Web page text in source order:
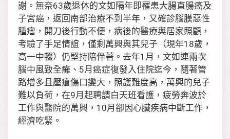
謝。無奈63歲退休的文如隔年即罹患大腸直腸癌及
子宮癌，返回南部治療不到半年，又確診腦膜惡性
腫瘤，開刀後行動不便，病後的醫療與居家照顧，
考驗了手足情誼，僅剩萬興與其兒子（現年18歲，
高一中輟）仍堅持陪伴著。去年1月，文如連兩次
腦中風致全癱、5月癌症復發入住院迄今，隨著管
路增多且壓瘡傷口變大，照護難度高，萬興的兒子
難以負荷，在9月起聘請白天班看護，疲勞奔波於
工作與醫院的萬興，10月卻因心臟疾病中斷工作，
經濟吃緊。